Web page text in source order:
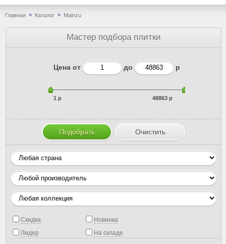
Главная » Каталог » Mainzu
Мастер подбора плитки
Цена от до р
1 р 48863 р
Скидка
Новинка
Лидер
На складе